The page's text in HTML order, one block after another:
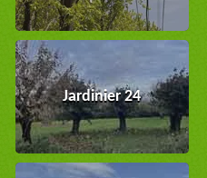
Jardinier 24